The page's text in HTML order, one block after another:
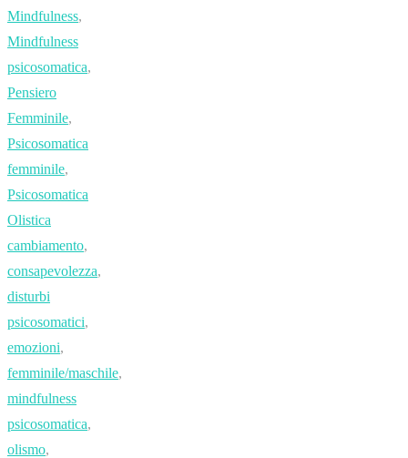
Mindfulness,
Mindfulness
psicosomatica,
Pensiero
Femminile,
Psicosomatica
femminile,
Psicosomatica
Olistica
cambiamento,
consapevolezza,
disturbi
psicosomatici,
emozioni,
femminile/maschile,
mindfulness
psicosomatica,
olismo,